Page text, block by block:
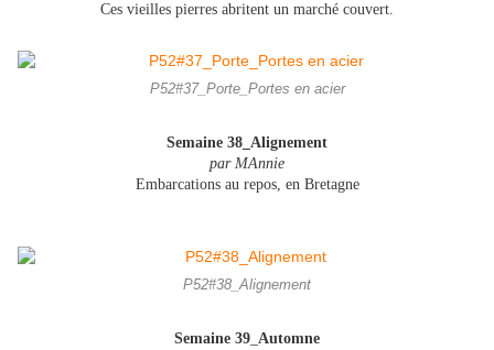
Ces vieilles pierres abritent un marché couvert.
P52#37_Porte_Portes en acier
Semaine 38_Alignement
par MAnnie
Embarcations au repos, en Bretagne
P52#38_Alignement
Semaine 39 Automne